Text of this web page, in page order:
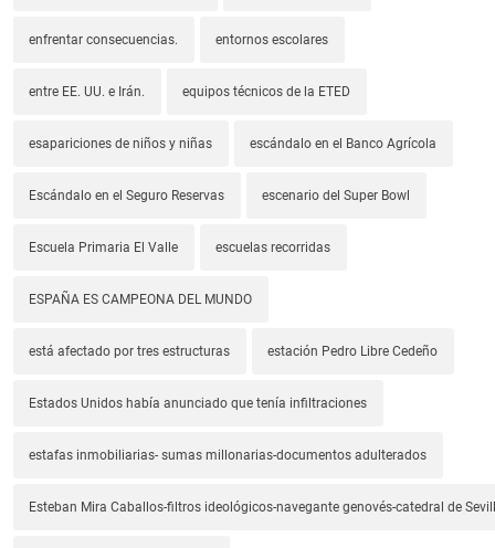
enfrentar consecuencias. entornos escolares
entre EE. UU. e Irán. equipos técnicos de la ETED
esapariciones de niños y niñas escándalo en el Banco Agrícola
Escándalo en el Seguro Reservas escenario del Super Bowl
Escuela Primaria El Valle escuelas recorridas
ESPAÑA ES CAMPEONA DEL MUNDO
está afectado por tres estructuras estación Pedro Libre Cedeño
Estados Unidos había anunciado que tenía infiltraciones
estafas inmobiliarias- sumas millonarias-documentos adulterados
Esteban Mira Caballos-filtros ideológicos-navegante genovés-catedral de